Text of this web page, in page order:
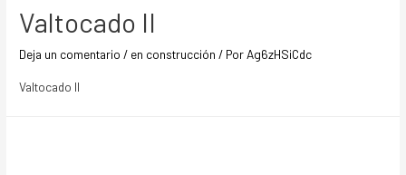
Valtocado II
Deja un comentario / en construcción / Por Ag6zHSiCdc
Valtocado II